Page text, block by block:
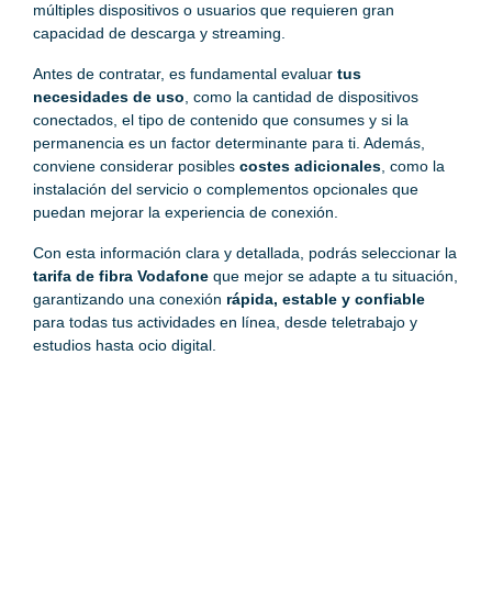
múltiples dispositivos o usuarios que requieren gran
capacidad de descarga y streaming.
Antes de contratar, es fundamental evaluar tus
necesidades de uso , como la cantidad de dispositivos
conectados, el tipo de contenido que consumes y si la
permanencia es un factor determinante para ti. Además,
conviene considerar posibles costes adicionales , como la
instalación del servicio o complementos opcionales que
puedan mejorar la experiencia de conexión.
Con esta información clara y detallada, podrás seleccionar la
tarifa de fibra Vodafone que mejor se adapte a tu situación,
garantizando una conexión rápida, estable y confiable
para todas tus actividades en línea, desde teletrabajo y
estudios hasta ocio digital.